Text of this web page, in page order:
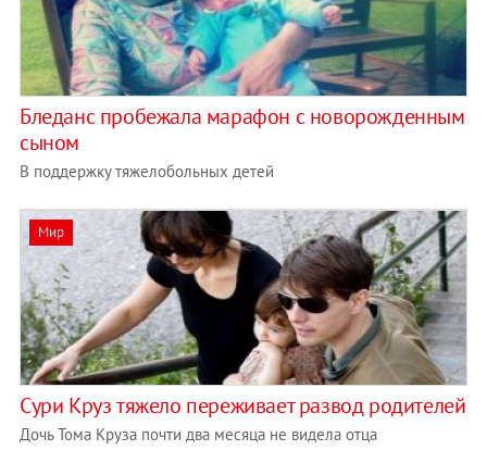
Бледанс пробежала марафон с новорожденным
сыном
В поддержку тяжелобольных детей
Мир
Сури Круз тяжело переживает развод родителей
Дочь Тома Круза почти два месяца не видела отца